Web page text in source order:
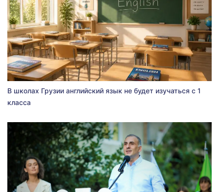
В школах Грузии английский язык не будет изучаться с 1
класса